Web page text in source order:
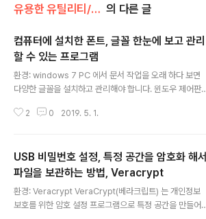
유용한 유틸리티/기타 의 다른 글
컴퓨터에 설치한 폰트, 글꼴 한눈에 보고 관리
할 수 있는 프로그램
환경: windows 7 PC 에서 문서 작업을 오래 하다 보면
다양한 글꼴을 설치하고 관리해야 합니다. 윈도우 제어판
하기에는 뭔가 부족합니다. 오류가 있어서 작동하지 않는
꼴 관리를 효과적으로 할 수 있는 Portable NexusFont
프로그램에 대해 알아 보겠습니다. ▼ 기본적으로 윈도우
에서 제공하는 폰트 관리 화면입니다. windows > Fonts
폴더를 클릭해서 들어가면 그림과 같이 뜹니다. 이렇게 많
은 폰트들을 편하게 관리할 수 있는 Portable NexusFo
2 0 2019. 5. 1.
USB 비밀번호 설정, 특정 공간을 암호화 해서
파일을 보관하는 방법, Veracrypt
환경: Veracrypt VeraCrypt(베라크립트) 는 개인정보
보호를 위한 암호 설정 프로그램으로 특정 공간을 만들어